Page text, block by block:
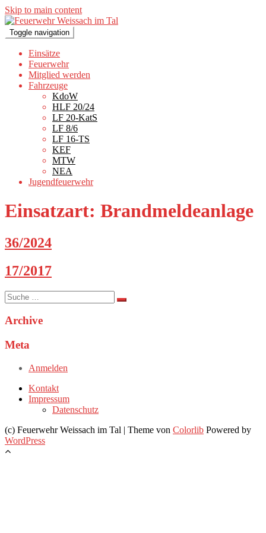
Skip to main content
Toggle navigation
Einsätze
Feuerwehr
Mitglied werden
Fahrzeuge
KdoW
HLF 20/24
LF 20-KatS
LF 8/6
LF 16-TS
KEF
MTW
NEA
Jugendfeuerwehr
Einsatzart: Brandmeldeanlage
36/2024
17/2017
Suche
nach:
Archive
Meta
Anmelden
Kontakt
Impressum
Datenschutz
(c) Feuerwehr Weissach im Tal | Theme von Colorlib Powered by
WordPress